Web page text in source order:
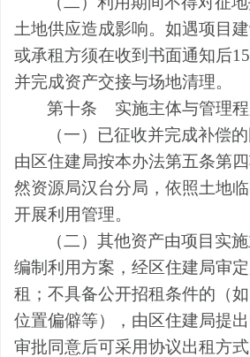
土地供应造成影响。如遇项目
或承租方须在收到书面通知后15
并完成资产交接与场地清理。
第十条
实施主体与管理程
（一）已征收并完成补偿
由区住建局按本办法第五条第
然资源局汉台分局，依照土地
开展利用管理。
（二）其他资产由项目实
编制利用方案 ，经区住建局审
租；不具备公开招租条件的（
位置偏僻等），由区住建局提
审批同意后可采用协议出租方式